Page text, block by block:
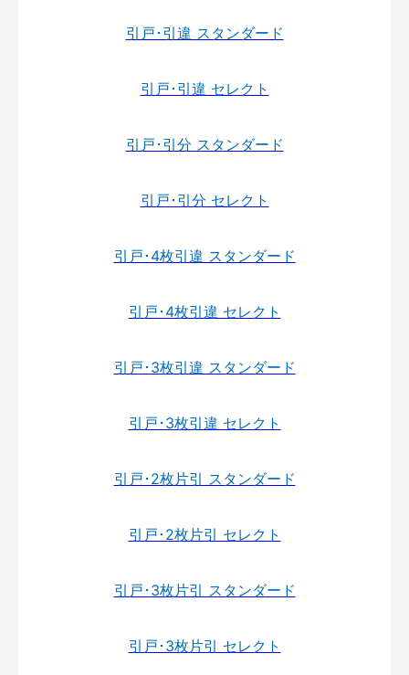
引戸･引違 スタンダード
引戸･引違 セレクト
引戸･引分 スタンダード
引戸･引分 セレクト
引戸･4枚引違 スタンダード
引戸･4枚引違 セレクト
引戸･3枚引違 スタンダード
引戸･3枚引違 セレクト
引戸･2枚片引 スタンダード
引戸･2枚片引 セレクト
引戸･3枚片引 スタンダード
引戸･3枚片引 セレクト